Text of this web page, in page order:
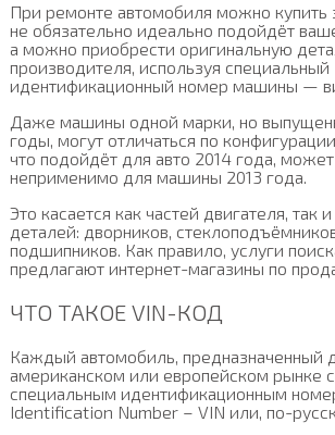
При ремонте автомобиля можно купить
не обязательно идеально подойдёт
а можно приобрести оригинальную
производителя, используя специальный
идентификационный номер машины —
Даже машины одной марки, но
годы, могут отличаться по
что подойдёт для авто 2014 года,
неприменимо для машины 2013 года.
Это касается как частей двигателя, так
деталей: дворников,
подшипников. Как правило, услуги
предлагают интернет-магазины по
ЧТО ТАКОЕ VIN-КОД
Каждый автомобиль, предназначенный
американском или европейском рынке
специальным идентификационным
Identification Number – VIN или, по-